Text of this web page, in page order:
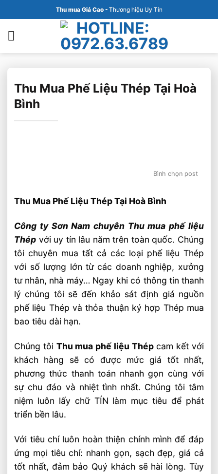
qua
nội
Thu mua Giá Cao- Thương hiệu Uy Tín
Thu Mua Phế Liệu Thép Tại Hoà
Bình
Bình chọn post
Thu Mua Phế Liệu Thép Tại Hoà Bình
Công ty Sơn Nam chuyên Thu mua phế liệu
Thép với uy tín lâu năm trên toàn quốc. Chúng
tôi chuyên mua tất cả các loại phế liệu Thép
với số lượng lớn từ các doanh nghiệp, xưởng
tư nhân, nhà máy… Ngay khi có thông tin thanh
lý chúng tôi sẽ đến khảo sát định giá nguồn
phế liệu Thép và thỏa thuận ký hợp Thép mua
bao tiêu dài hạn.
Chúng tôi Thu mua phế liệu Thépcam kết với
khách hàng sẽ có được mức giá tốt nhất,
phương thức thanh toán nhanh gọn cùng với
sự chu đáo và nhiệt tình nhất. Chúng tôi tâm
niệm luôn lấy chữ TÍN làm mục tiêu để phát
triển bền lâu.
Với tiêu chí luôn hoàn thiện chính mình để đáp
ứng mọi tiêu chí: nhanh gọn, sạch đẹp, giá cả
tốt nhất, đảm bảo Quý khách sẽ hài lòng. Tùy